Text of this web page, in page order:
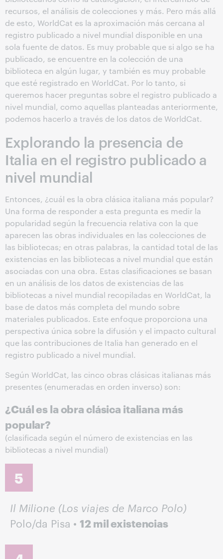
recursos, el análisis de colecciones y más. Pero más allá
de esto, WorldCat es la aproximación más cercana al
registro publicado a nivel mundial disponible en una
sola fuente de datos. Es muy probable que si algo se ha
publicado, se encuentre en la colección de una
biblioteca en algún lugar, y también es muy probable
que esté registrado en WorldCat. Por lo tanto, si
queremos hacer preguntas sobre el registro publicado a
nivel mundial, como aquellas planteadas anteriormente,
podemos hacerlo a través de los datos de WorldCat.
Explorando la presencia de
Italia en el registro publicado a
nivel mundial
Entonces, ¿cuál es la obra clásica italiana más popular?
Una forma de responder a esta pregunta es medir la
popularidad según la frecuencia relativa con la que
aparecen las obras individuales en las colecciones de
las bibliotecas; en otras palabras, la cantidad total de las
existencias en las bibliotecas a nivel mundial que están
asociadas con una obra. Estas clasificaciones se basan
en un análisis de los datos de existencias de las
bibliotecas a nivel mundial recopiladas en WorldCat, la
base de datos más completa del mundo sobre
materiales publicados. Este enfoque proporciona una
perspectiva única sobre la difusión y el impacto cultural
que las contribuciones de Italia han generado en el
registro publicado a nivel mundial.
Según WorldCat, las cinco obras clásicas italianas más
presentes (enumeradas en orden inverso) son:
¿Cuál es la obra clásica italiana más
popular?
(clasificada según el número de existencias en las
bibliotecas a nivel mundial)
5
Il Milione (Los viajes de Marco Polo)
Polo/da Pisa • 12 mil existencias